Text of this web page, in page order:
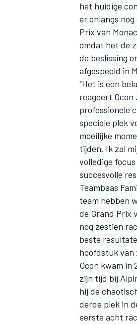
het huidige
er onlangs
Prix van
omdat het de
de beslissing
afgespeeld in
"Het is een
reageert
professionele
speciale plek
moeilijke
tijden. Ik zal
volledige
succesvolle
Teambaas
team hebben
de Grand Prix
nog zestien
beste
hoofdstuk van
Ocon kwam in
zijn tijd bij
hij de
derde plek in
eerste acht